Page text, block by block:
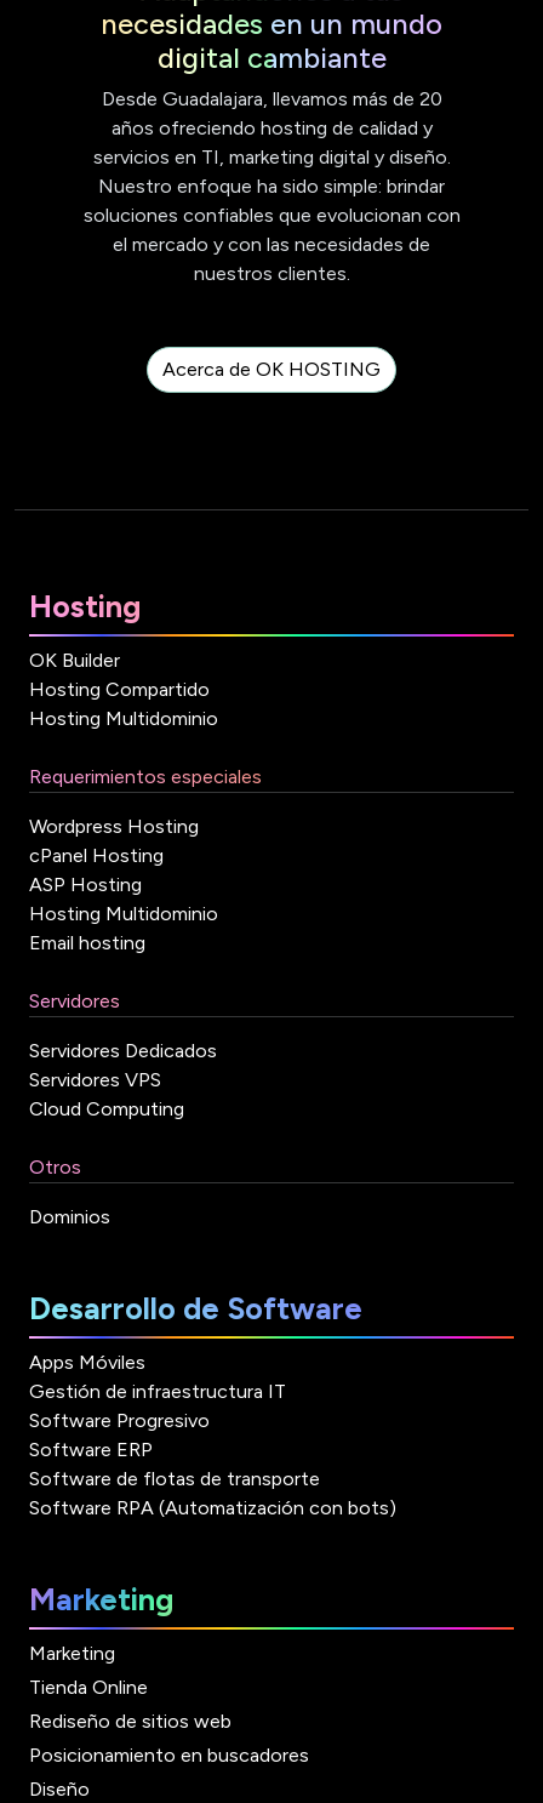
necesidades en un mundo
digital cambiante
Desde Guadalajara, llevamos más de 20
años ofreciendo hosting de calidad y
servicios en TI, marketing digital y diseño.
Nuestro enfoque ha sido simple: brindar
soluciones confiables que evolucionan con
el mercado y con las necesidades de
nuestros clientes.
Acerca de OK HOSTING
Hosting
OK Builder
Hosting Compartido
Hosting Multidominio
Requerimientos especiales
Wordpress Hosting
cPanel Hosting
ASP Hosting
Hosting Multidominio
Email hosting
Servidores
Servidores Dedicados
Servidores VPS
Cloud Computing
Otros
Dominios
Desarrollo de Software
Apps Móviles
Gestión de infraestructura IT
Software Progresivo
Software ERP
Software de flotas de transporte
Software RPA (Automatización con bots)
Marketing
Marketing
Tienda Online
Rediseño de sitios web
Posicionamiento en buscadores
Diseño